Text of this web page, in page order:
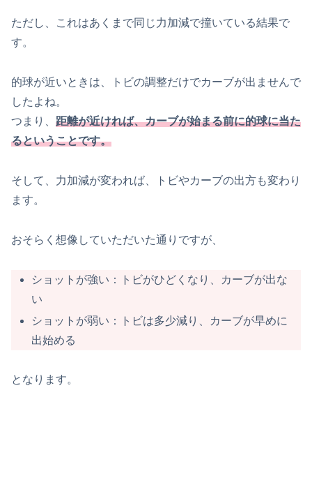
ただし、これはあくまで同じ力加減で撞いている結果で
す。
的球が近いときは、トビの調整だけでカーブが出ませんで
したよね。
つまり、 距離が近ければ、カーブが始まる前に的球に当た
るということです。
そして、力加減が変われば、トビやカーブの出方も変わり
ます。
おそらく想像していただいた通りですが、
ショットが強い：トビがひどくなり、カーブが出な
い
ショットが弱い：トビは多少減り、カーブが早めに
出始める
となります。